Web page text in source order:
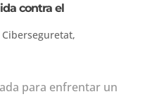
contra el
Ciberseguretat,
para enfrentar un